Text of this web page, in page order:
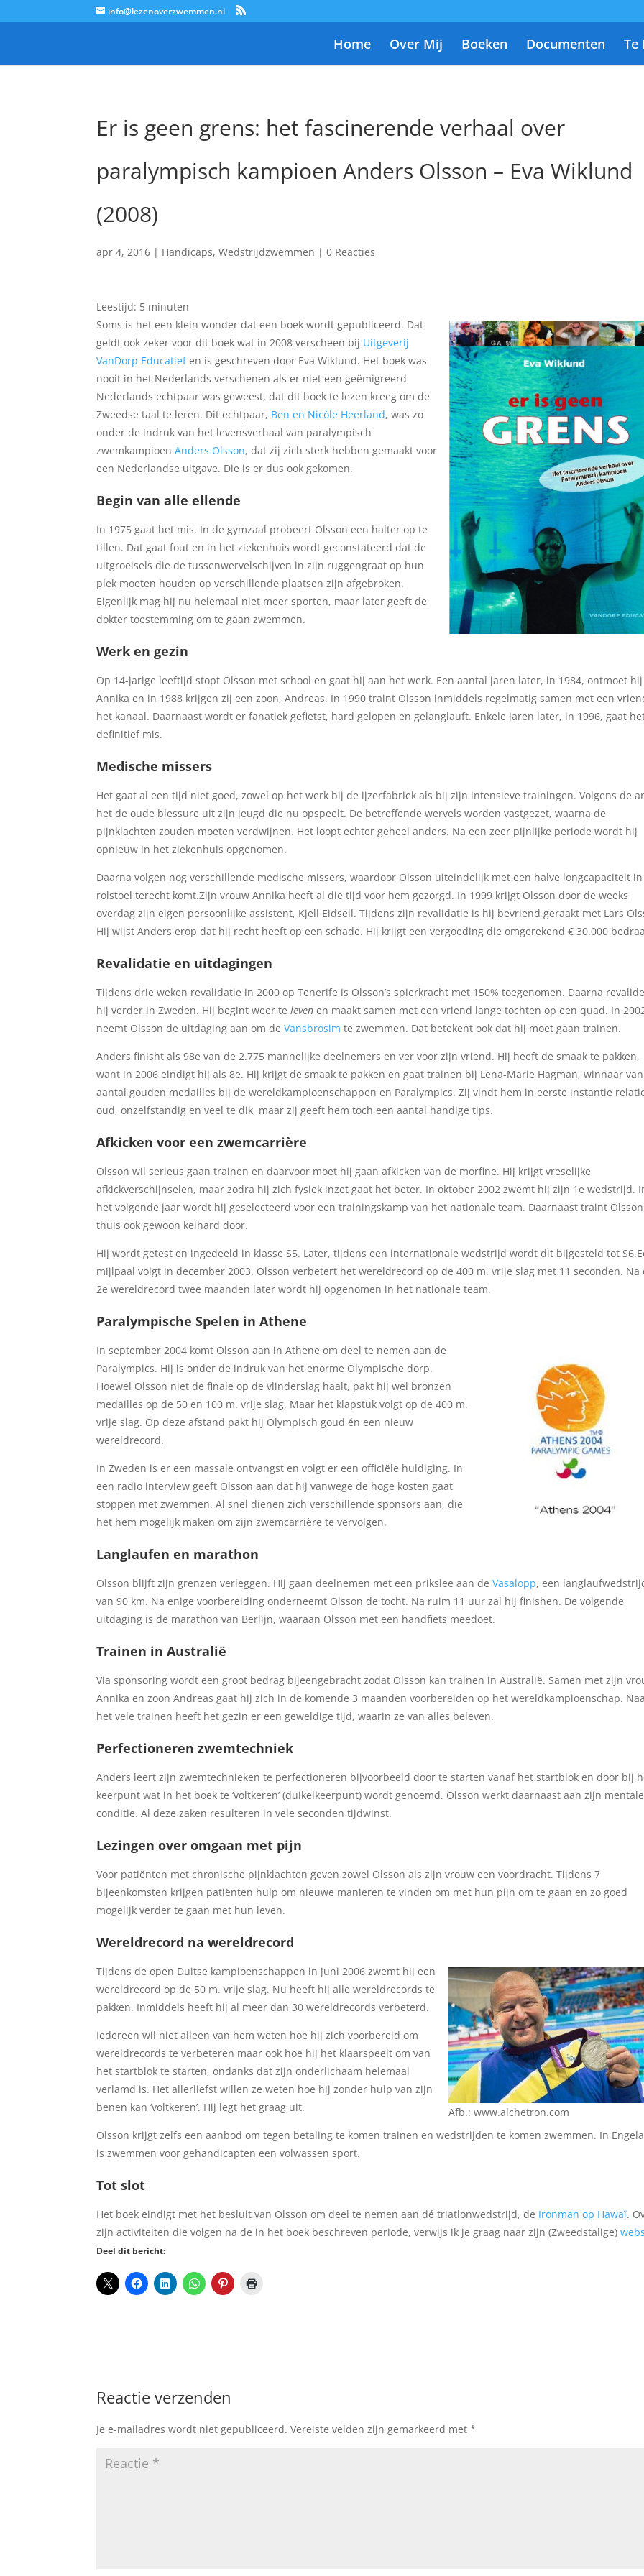
info@lezenoverzwemmen.nl
Home Over Mij Boeken Documenten Te
Er is geen grens: het fascinerende verhaal over
paralympisch kampioen Anders Olsson – Eva Wiklund
(2008)
apr 4, 2016 | Handicaps,Wedstrijdzwemmen |0 Reacties
Leestijd: 5 minuten
Soms is het een klein wonder dat een boek wordt gepubliceerd. Dat
geldt ook zeker voor dit boek wat in 2008 verscheen bij Uitgeverij
VanDorp Educatiefen is geschreven door Eva Wiklund. Het boek was
nooit in het Nederlands verschenen als er niet een geëmigreerd
Nederlands echtpaar was geweest, dat dit boek te lezen kreeg om de
Zweedse taal te leren. Dit echtpaar, Ben en Nicòle Heerland, was zo
onder de indruk van het levensverhaal van paralympisch
zwemkampioenAnders Olsson, dat zij zich sterk hebben gemaakt voor
een Nederlandse uitgave. Die is er dus ook gekomen.
Begin van alle ellende
In 1975 gaat het mis. In de gymzaal probeert Olsson een halter op te
tillen. Dat gaat fout en in het ziekenhuis wordt geconstateerd dat de
uitgroeisels die de tussenwervelschijven in zijn ruggengraat op hun
plek moeten houden op verschillende plaatsen zijn afgebroken.
Eigenlijk mag hij nu helemaal niet meer sporten, maar later geeft de
dokter toestemming om te gaan zwemmen.
Werk en gezin
Op 14-jarige leeftijd stopt Olsson met school en gaat hij aan het werk. Een aantal jaren later, in 1984, ontmoet hij
Annika en in 1988 krijgen zij een zoon, Andreas. In 1990 traint Olsson inmiddels regelmatig samen met een
het kanaal. Daarnaast wordt er fanatiek gefietst, hard gelopen en gelanglauft. Enkele jaren later, in 1996, gaat
definitief mis.
Medische missers
Het gaat al een tijd niet goed, zowel op het werk bij de ijzerfabriek als bij zijn intensieve trainingen. Volgens de
het de oude blessure uit zijn jeugd die nu opspeelt. De betreffende wervels worden vastgezet, waarna de
pijnklachten zouden moeten verdwijnen. Het loopt echter geheel anders. Na een zeer pijnlijke periode wordt hij
opnieuw in het ziekenhuis opgenomen.
Daarna volgen nog verschillende medische missers, waardoor Olsson uiteindelijk met een halve longcapaciteit
rolstoel terecht komt.Zijn vrouw Annika heeft al die tijd voor hem gezorgd. In 1999 krijgt Olsson door de weeks
overdag zijn eigen persoonlijke assistent, Kjell Eidsell. Tijdens zijn revalidatie is hij bevriend geraakt met Lars
Hij wijst Anders erop dat hij recht heeft op een schade. Hij krijgt een vergoeding die omgerekend € 30.000
Revalidatie en uitdagingen
Tijdens drie weken revalidatie in 2000 op Tenerife is Olsson’s spierkracht met 150% toegenomen. Daarna
hij verder in Zweden. Hij begint weer televen en maakt samen met een vriend lange tochten op een quad. In
neemt Olsson de uitdaging aan om deVansbrosim te zwemmen. Dat betekent ook dat hij moet gaan trainen.
Anders finisht als 98e van de 2.775 mannelijke deelnemers en ver voor zijn vriend. Hij heeft de smaak te pakken,
want in 2006 eindigt hij als 8e. Hij krijgt de smaak te pakken en gaat trainen bij Lena-Marie Hagman, winnaar
aantal gouden medailles bij de wereldkampioenschappen en Paralympics. Zij vindt hem in eerste instantie
oud, onzelfstandig en veel te dik, maar zij geeft hem toch een aantal handige tips.
Afkicken voor een zwemcarrière
Olsson wil serieus gaan trainen en daarvoor moet hij gaan afkicken van de morfine. Hij krijgt vreselijke
afkickverschijnselen, maar zodra hij zich fysiek inzet gaat het beter. In oktober 2002 zwemt hij zijn 1e wedstrijd.
het volgende jaar wordt hij geselecteerd voor een trainingskamp van het nationale team. Daarnaast traint Olsson
thuis ook gewoon keihard door.
Hij wordt getest en ingedeeld in klasse S5. Later, tijdens een internationale wedstrijd wordt dit bijgesteld tot
mijlpaal volgt in december 2003. Olsson verbetert het wereldrecord op de 400 m. vrije slag met 11 seconden. Na
2e wereldrecord twee maanden later wordt hij opgenomen in het nationale team.
Paralympische Spelen in Athene
In september 2004 komt Olsson aan in Athene om deel te nemen aan de
Paralympics. Hij is onder de indruk van het enorme Olympische dorp.
Hoewel Olsson niet de finale op de vlinderslag haalt, pakt hij wel bronzen
medailles op de 50 en 100 m. vrije slag. Maar het klapstuk volgt op de 400 m.
vrije slag. Op deze afstand pakt hij Olympisch goud én een nieuw
wereldrecord.
In Zweden is er een massale ontvangst en volgt er een officiële huldiging. In
een radio interview geeft Olsson aan dat hij vanwege de hoge kosten gaat
stoppen met zwemmen. Al snel dienen zich verschillende sponsors aan, die
het hem mogelijk maken om zijn zwemcarrière te vervolgen.
Langlaufen en marathon
Olsson blijft zijn grenzen verleggen. Hij gaan deelnemen met een prikslee aan deVasalopp, een
van 90 km. Na enige voorbereiding onderneemt Olsson de tocht. Na ruim 11 uur zal hij finishen. De volgende
uitdaging is de marathon van Berlijn, waaraan Olsson met een handfiets meedoet.
Trainen in Australië
Via sponsoring wordt een groot bedrag bijeengebracht zodat Olsson kan trainen in Australië. Samen met zijn
Annika en zoon Andreas gaat hij zich in de komende 3 maanden voorbereiden op het wereldkampioenschap.
het vele trainen heeft het gezin er een geweldige tijd, waarin ze van alles beleven.
Perfectioneren zwemtechniek
Anders leert zijn zwemtechnieken te perfectioneren bijvoorbeeld door te starten vanaf het startblok en door bij
keerpunt wat in het boek te ‘voltkeren’ (duikelkeerpunt) wordt genoemd. Olsson werkt daarnaast aan zijn mentale
conditie. Al deze zaken resulteren in vele seconden tijdwinst.
Lezingen over omgaan met pijn
Voor patiënten met chronische pijnklachten geven zowel Olsson als zijn vrouw een voordracht. Tijdens 7
bijeenkomsten krijgen patiënten hulp om nieuwe manieren te vinden om met hun pijn om te gaan en zo goed
mogelijk verder te gaan met hun leven.
Wereldrecord na wereldrecord
Afb.: www.alchetron.com
Tijdens de open Duitse kampioenschappen in juni 2006 zwemt hij een
wereldrecord op de 50 m. vrije slag. Nu heeft hij alle wereldrecords te
pakken. Inmiddels heeft hij al meer dan 30 wereldrecords verbeterd.
Iedereen wil niet alleen van hem weten hoe hij zich voorbereid om
wereldrecords te verbeteren maar ook hoe hij het klaarspeelt om van
het startblok te starten, ondanks dat zijn onderlichaam helemaal
verlamd is. Het allerliefst willen ze weten hoe hij zonder hulp van zijn
benen kan ‘voltkeren’. Hij legt het graag uit.
Olsson krijgt zelfs een aanbod om tegen betaling te komen trainen en wedstrijden te komen zwemmen. In
is zwemmen voor gehandicapten een volwassen sport.
Tot slot
Het boek eindigt met het besluit van Olsson om deel te nemen aan dé triatlonwedstrijd, de Ironman op Hawaï.
zijn activiteiten die volgen na de in het boek beschreven periode, verwijs ik je graag naar zijn (Zweedstalige)
Deel dit bericht:
Reactie verzenden
Je e-mailadres wordt niet gepubliceerd. Vereiste velden zijn gemarkeerd met*